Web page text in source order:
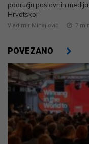
području poslovnih
Hrvatskoj
Vladimir Mihajlović 7
POVEZANO